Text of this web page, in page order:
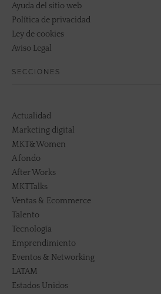
Ayuda del sitio web
Política de privacidad
Ley de cookies
Aviso Legal
SECCIONES
Actualidad
Marketing digital
MKT&Women
A fondo
After Works
MKTTalks
Ventas & Ecommerce
Talento
Tecnología
Emprendimiento
Eventos & Networking
LATAM
Estados Unidos